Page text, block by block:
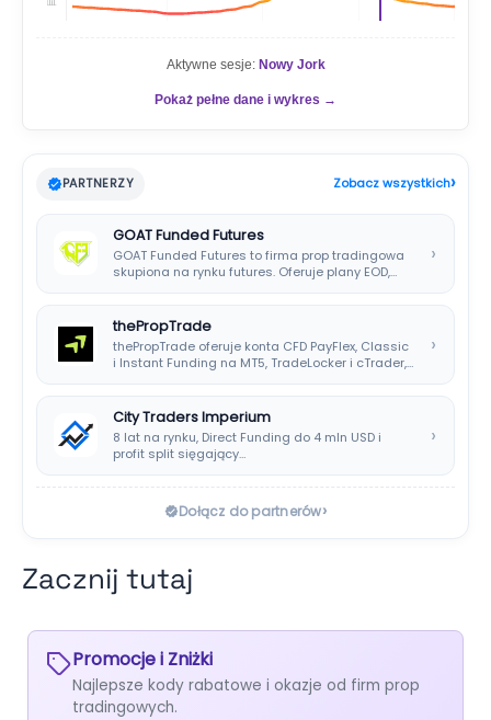
Aktywne sesje: Nowy Jork
Pokaż pełne dane i wykres →
PARTNERZY Zobacz wszystkich›
GOAT Funded Futures
GOAT Funded Futures to firma prop tradingowa
skupiona na rynku futures. Oferuje plany EOD,…
›
thePropTrade
thePropTrade oferuje konta CFD PayFlex, Classic
i Instant Funding na MT5, TradeLocker i cTrader,…
›
City Traders Imperium
8 lat na rynku, Direct Funding do 4 mln USD i
profit split sięgający…
›
Dołącz do partnerów›
Zacznij tutaj
Promocje i Zniżki
Najlepsze kody rabatowe i okazje od firm prop
tradingowych.